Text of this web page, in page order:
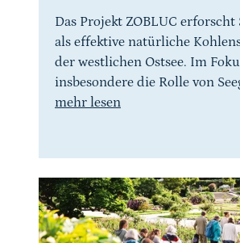
Das Projekt ZOBLUC erforscht
als effektive natürliche
der westlichen Ostsee. Im
insbesondere die Rolle von
mehr lesen